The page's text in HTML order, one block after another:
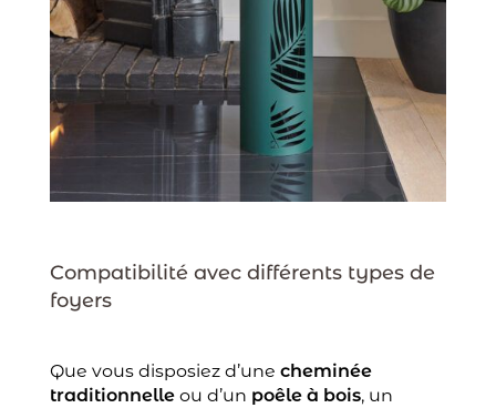
Compatibilité avec différents types de
foyers
Que vous disposiez d’une cheminée
traditionnelleou d’un poêle à bois, un